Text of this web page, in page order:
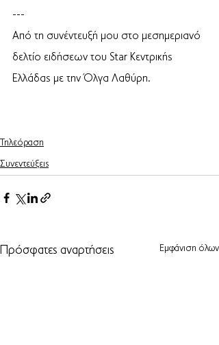
---
Από τη συνέντευξή μου στο μεσημεριανό
δελτίο ειδήσεων του Star Κεντρικής
Ελλάδας με την Όλγα Λαθύρη.
Τηλεόραση
Συνεντεύξεις
Πρόσφατες αναρτήσεις Εμφάνιση όλων